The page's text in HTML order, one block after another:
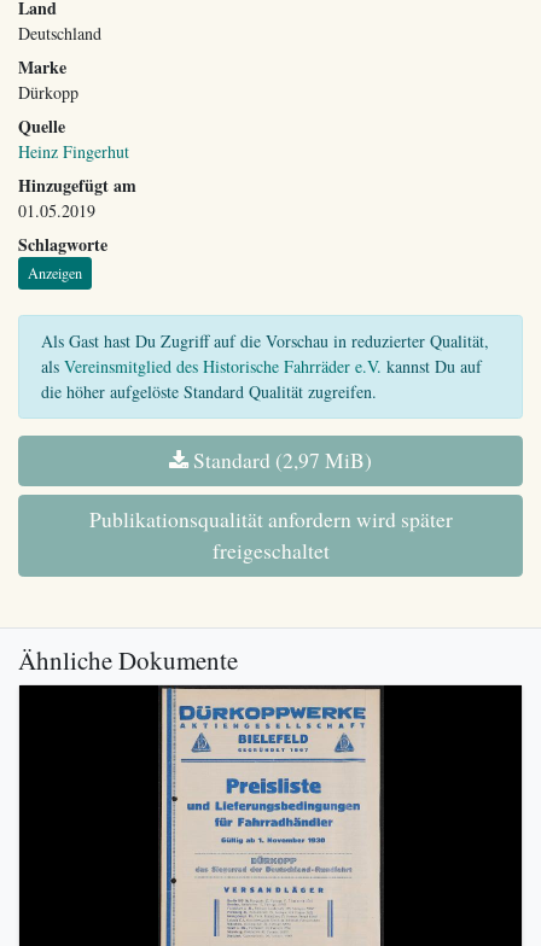
Land
Deutschland
Marke
Dürkopp
Quelle
Heinz Fingerhut
Hinzugefügt am
01.05.2019
Schlagworte
Anzeigen
Als Gast hast Du Zugriff auf die Vorschau in reduzierter Qualität,
als Vereinsmitglied des Historische Fahrräder e.V. kannst Du auf
die höher aufgelöste Standard Qualität zugreifen.
Standard (2,97 MiB)
Publikationsqualität anfordern wird später
freigeschaltet
Ähnliche Dokumente